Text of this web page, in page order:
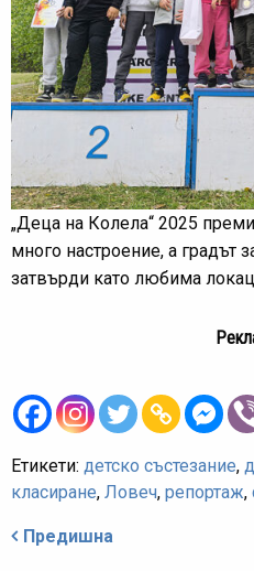
„Деца на Колела“ 2025
много настроение, а градът
затвърди като любима
Етикети: детско състезание,
класиране, Ловеч, репортаж,
Предишна